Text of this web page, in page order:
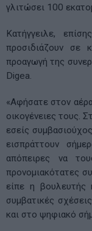
γλιτώσει 100
Κατήγγειλε,
προσιδιάζουν σε
προαγωγή της
Digea.
«Αφήσατε στον
οικογένειες τους.
εσείς
εισπράττουν
απόπειρες να
προνομιακότατες
είπε η βουλευτής
συμβατικές
και στο ψηφιακό